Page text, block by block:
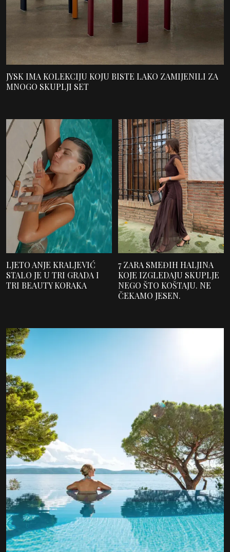
JYSK IMA KOLEKCIJU KOJU BISTE LAKO ZAMIJENILI ZA
MNOGO SKUPLJI SET
LJETO ANJE KRALJEVIĆ
STALO JE U TRI GRADA I
TRI BEAUTY KORAKA
7 ZARA SMEĐIH HALJINA
KOJE IZGLEDAJU SKUPLJE
NEGO ŠTO KOŠTAJU. NE
ČEKAMO JESEN.